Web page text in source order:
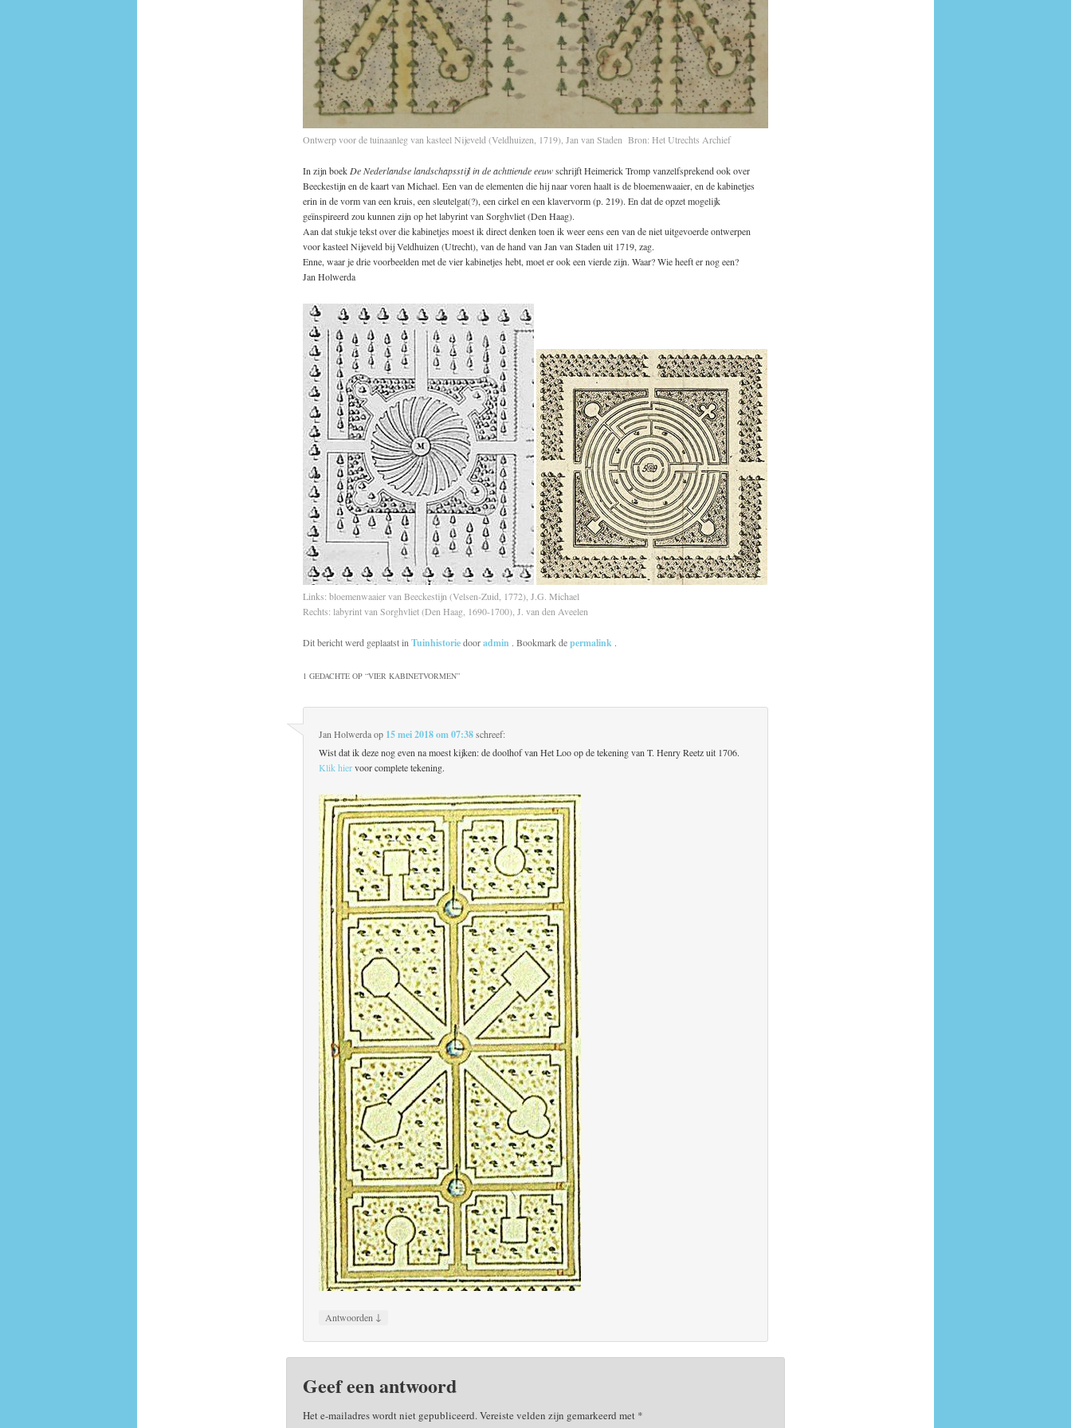
Ontwerp voor de tuinaanleg van kasteel Nijeveld (Veldhuizen, 1719), Jan van Staden Bron: Het Utrechts Archief
In zijn boek De Nederlandse landschapsstijl in de achttiende eeuwschrijft Heimerick Tromp vanzelfsprekend ook over
Beeckestijn en de kaart van Michael. Een van de elementen die hij naar voren haalt is de bloemenwaaier, en de kabinetjes
erin in de vorm van een kruis, een sleutelgat(?), een cirkel en een klavervorm (p. 219). En dat de opzet mogelijk
geïnspireerd zou kunnen zijn op het labyrint van Sorghvliet (Den Haag).
Aan dat stukje tekst over die kabinetjes moest ik direct denken toen ik weer eens een van de niet uitgevoerde ontwerpen
voor kasteel Nijeveld bij Veldhuizen (Utrecht), van de hand van Jan van Staden uit 1719, zag.
Enne, waar je drie voorbeelden met de vier kabinetjes hebt, moet er ook een vierde zijn. Waar? Wie heeft er nog een?
Jan Holwerda
Links: bloemenwaaier van Beeckestijn (Velsen-Zuid, 1772), J.G. Michael
Rechts: labyrint van Sorghvliet (Den Haag, 1690-1700), J. van den Aveelen
Dit bericht werd geplaatst in Tuinhistoriedooradmin . Bookmark depermalink .
1 GEDACHTE OP “VIER KABINETVORMEN”
Jan Holwerdaop 15 mei 2018 om 07:38 schreef:
Wist dat ik deze nog even na moest kijken: de doolhof van Het Loo op de tekening van T. Henry Reetz uit 1706.
Klik hiervoor complete tekening.
Antwoorden ↓
Geef een antwoord
Het e-mailadres wordt niet gepubliceerd.Vereiste velden zijn gemarkeerd met *